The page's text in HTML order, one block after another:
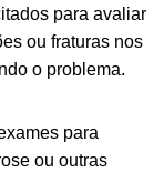
para avaliar
ou fraturas nos
o problema.
para
ou outras